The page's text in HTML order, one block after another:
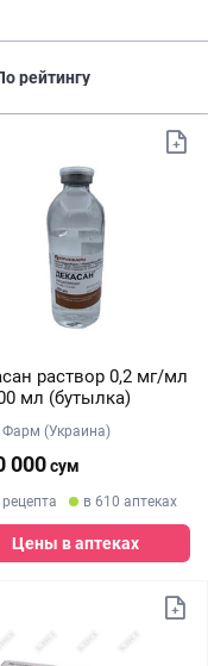
раствор 0,2 мг/мл
мл (бутылка)
(Украина)
000сум
рецепта в 610 аптеках
Цены в аптеках